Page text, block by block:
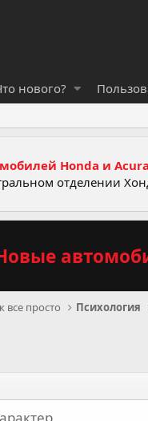
нового?
Honda и Acura
отделении
все просто Психология